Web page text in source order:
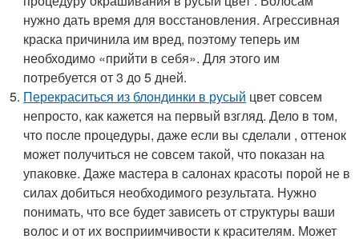
нужно дать время для восстановления. Агрессивная
краска причинила им вред, поэтому теперь им
необходимо «прийти в себя». Для этого им
потребуется от 3 до 5 дней.
Перекраситься из блондинки в русый цвет совсем
непросто, как кажется на первый взгляд. Дело в том,
что после процедуры, даже если вы сделали , оттенок
может получиться не совсем такой, что показан на
упаковке. Даже мастера в салонах красоты порой не в
силах добиться необходимого результата. Нужно
понимать, что все будет зависеть от структуры ваши
волос и от их восприимчивости к красителям. Может